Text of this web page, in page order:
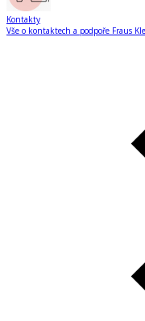
Kontakty
Vše o kontaktech a podpoře Fraus